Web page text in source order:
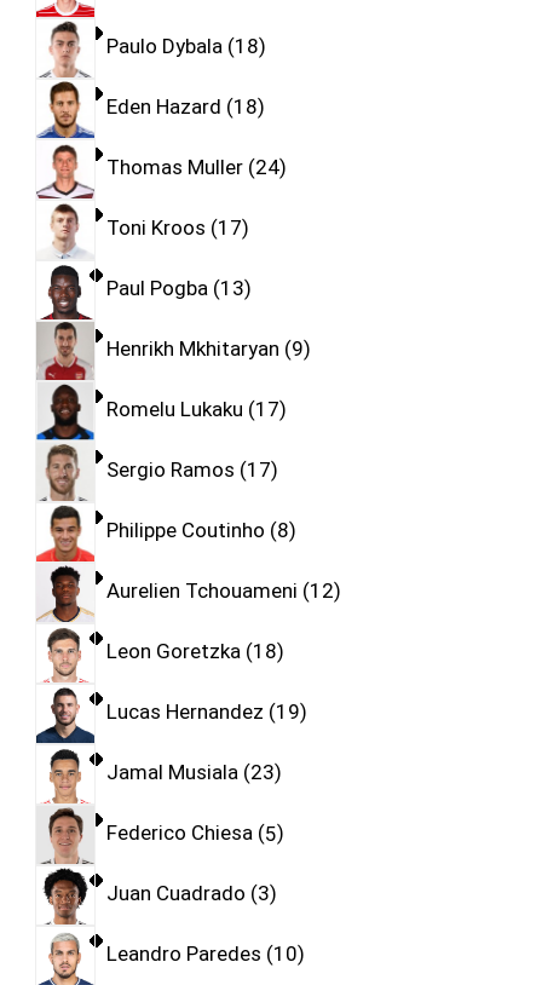
Paulo Dybala 18
Eden Hazard 18
Thomas Muller 24
Toni Kroos 17
Paul Pogba 13
Henrikh Mkhitaryan 9
Romelu Lukaku 17
Sergio Ramos 17
Philippe Coutinho 8
Aurelien Tchouameni 12
Leon Goretzka 18
Lucas Hernandez 19
Jamal Musiala 23
Federico Chiesa 5
Juan Cuadrado 3
Leandro Paredes 10